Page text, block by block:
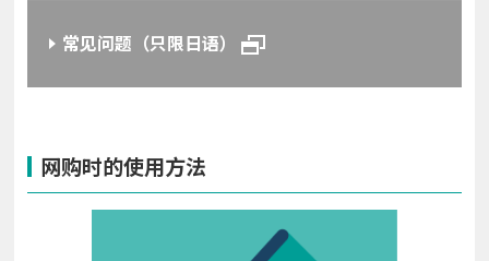
常见问题（只限日语）
网购时的使用方法